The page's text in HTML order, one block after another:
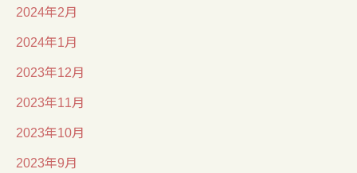
2024年2月
2024年1月
2023年12月
2023年11月
2023年10月
2023年9月